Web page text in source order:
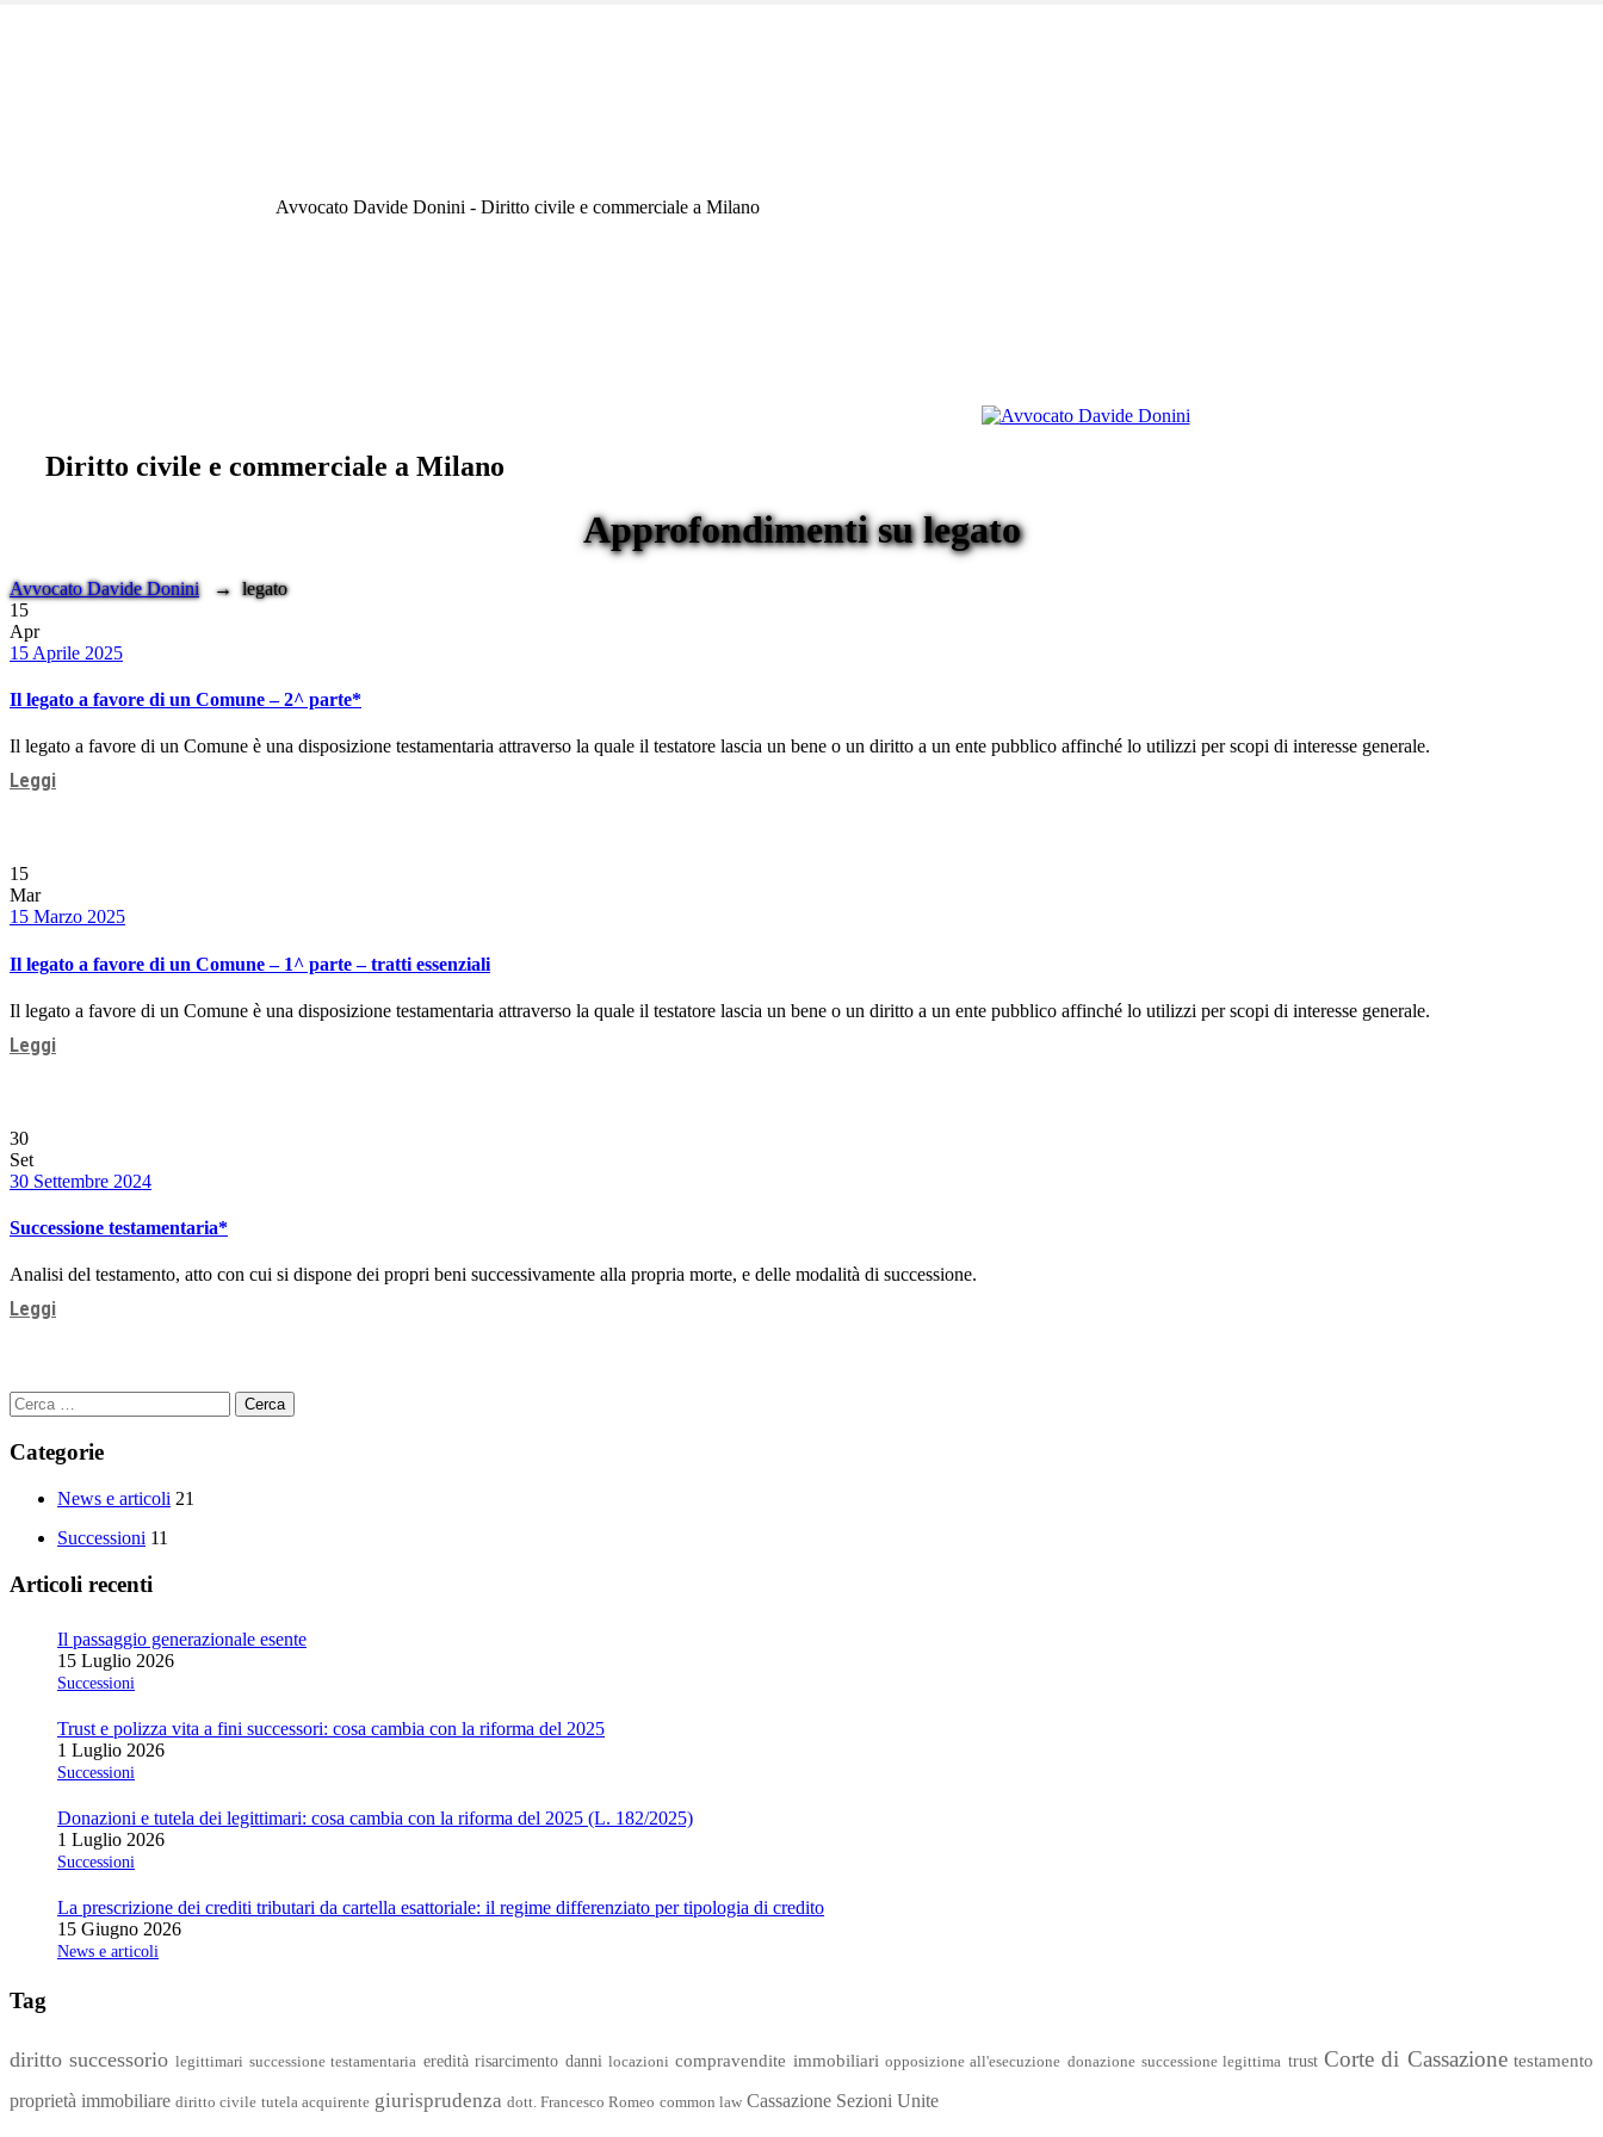
Avvocato Davide Donini - Diritto civile e commerciale a Milano
Diritto civile e commerciale a Milano
Approfondimenti sulegato
Avvocato Davide Donini →legato
15
Apr
Date
15 Aprile 2025
Il legato a favore di un Comune – 2^ parte*
Il legato a favore di un Comune è una disposizione testamentaria attraverso la quale il testatore lascia un bene o un diritto a un ente pubblico affinché lo utilizzi per scopi di interesse generale.
Leggi
15
Mar
Date
15 Marzo 2025
Il legato a favore di un Comune – 1^ parte – tratti essenziali
Il legato a favore di un Comune è una disposizione testamentaria attraverso la quale il testatore lascia un bene o un diritto a un ente pubblico affinché lo utilizzi per scopi di interesse generale.
Leggi
30
Set
Date
30 Settembre 2024
Successione testamentaria*
Analisi del testamento, atto con cui si dispone dei propri beni successivamente alla propria morte, e delle modalità di successione.
Leggi
Ricerca
per:
Categorie
News e articoli 21
Successioni 11
Articoli recenti
Il passaggio generazionale esente
15 Luglio 2026
Successioni
Trust e polizza vita a fini successori: cosa cambia con la riforma del 2025
1 Luglio 2026
Successioni
Donazioni e tutela dei legittimari: cosa cambia con la riforma del 2025 (L. 182/2025)
1 Luglio 2026
Successioni
La prescrizione dei crediti tributari da cartella esattoriale: il regime differenziato per tipologia di credito
15 Giugno 2026
News e articoli
Tag
diritto successorio legittimari successione testamentaria eredità risarcimento danni locazioni compravendite immobiliari opposizione all'esecuzione donazione successione legittima trust Corte di Cassazione testamento
proprietà immobiliare diritto civile tutela acquirente giurisprudenza dott. Francesco Romeo common law Cassazione Sezioni Unite